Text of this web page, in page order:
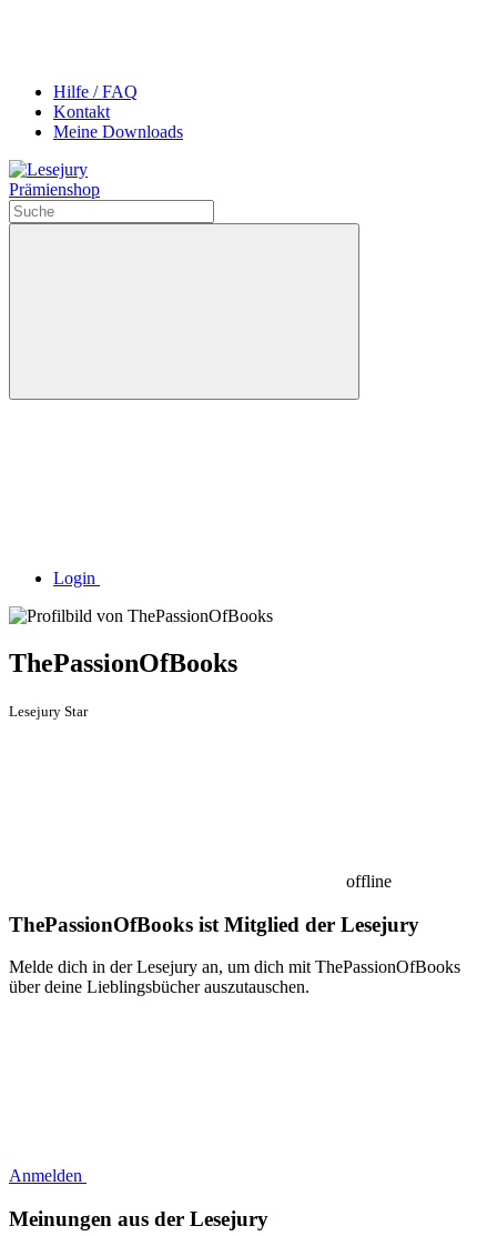
Hilfe / FAQ
Kontakt
Meine Downloads
Prämienshop
Login
ThePassionOfBooks
Lesejury Star
offline
ThePassionOfBooks ist Mitglied der Lesejury
Melde dich in der Lesejury an, um dich mit ThePassionOfBooks
über deine Lieblingsbücher auszutauschen.
Anmelden
Meinungen aus der Lesejury